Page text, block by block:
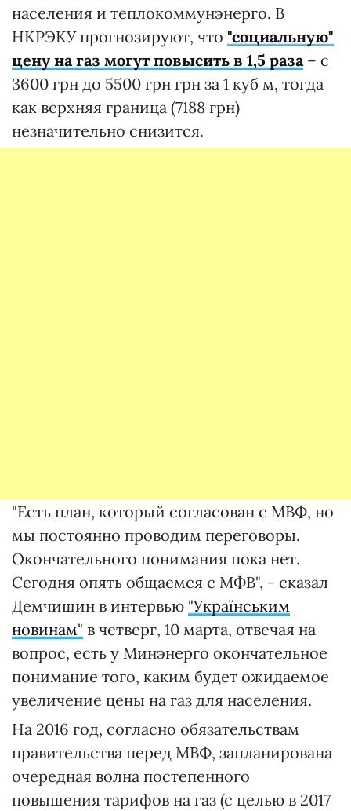
населения и теплокоммунэнерго. В
НКРЭКУ прогнозируют, что "социальную"
цену на газ могут повысить в 1,5 раза– с
3600 грн до 5500 грн грн за 1 куб м, тогда
как верхняя граница (7188 грн)
незначительно снизится.
"Есть план, который согласован с МВФ, но
мы постоянно проводим переговоры.
Окончательного понимания пока нет.
Сегодня опять общаемся с МФВ", - сказал
Демчишин в интервью "Українським
новинам" в четверг, 10 марта, отвечая на
вопрос, есть у Минэнерго окончательное
понимание того, каким будет ожидаемое
увеличение цены на газ для населения.
На 2016 год, согласно обязательствам
правительства перед МВФ, запланирована
очередная волна постепенного
повышения тарифов на газ (с целью в 2017